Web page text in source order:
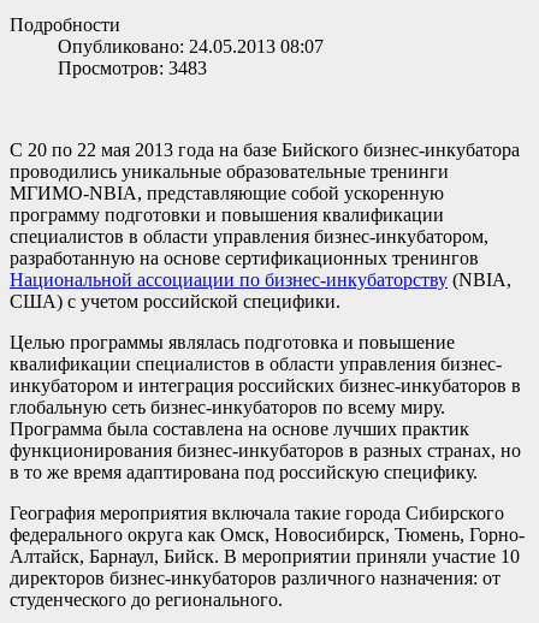
Подробности
Опубликовано: 24.05.2013 08:07
Просмотров: 3483
С 20 по 22 мая 2013 года на базе Бийского бизнес-инкубатора
проводились уникальные образовательные тренинги
МГИМО-NBIA, представляющие собой ускоренную
программу подготовки и повышения квалификации
специалистов в области управления бизнес-инкубатором,
разработанную на основе сертификационных тренингов
Национальной ассоциации по бизнес-инкубаторству (NBIA,
США) с учетом российской специфики.
Целью программы являлась подготовка и повышение
квалификации специалистов в области управления бизнес-
инкубатором и интеграция российских бизнес-инкубаторов в
глобальную сеть бизнес-инкубаторов по всему миру.
Программа была составлена на основе лучших практик
функционирования бизнес-инкубаторов в разных странах, но
в то же время адаптирована под российскую специфику.
География мероприятия включала такие города Сибирского
федерального округа как Омск, Новосибирск, Тюмень, Горно-
Алтайск, Барнаул, Бийск. В мероприятии приняли участие 10
директоров бизнес-инкубаторов различного назначения: от
студенческого до регионального.